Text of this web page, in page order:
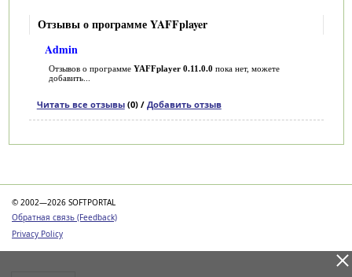
Отзывы о программе YAFFplayer
Admin
Отзывов о программе YAFFplayer 0.11.0.0 пока нет, можете
добавить...
Читать все отзывы(0) / Добавить отзыв
© 2002—2026 SOFTPORTAL
Обратная связь (Feedback)
Privacy Policy